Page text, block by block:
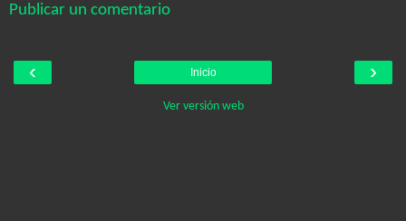
Publicar un comentario
‹ ›
Inicio
Ver versión web